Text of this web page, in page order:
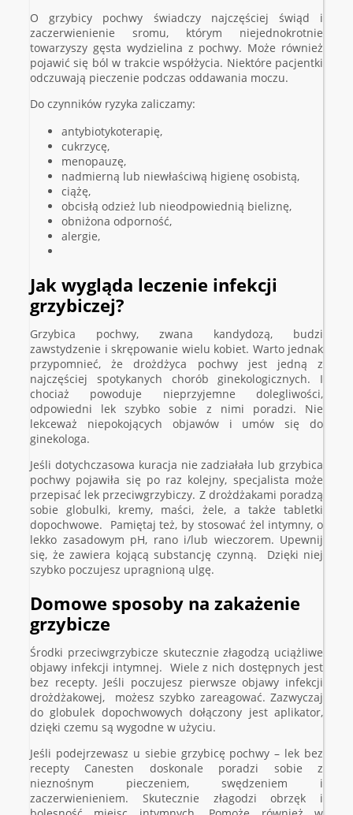
O grzybicy pochwy świadczy najczęściej świąd i
zaczerwienienie sromu, którym niejednokrotnie
towarzyszy gęsta wydzielina z pochwy. Może również
pojawić się ból w trakcie współżycia. Niektóre pacjentki
odczuwają pieczenie podczas oddawania moczu.
Do czynników ryzyka zaliczamy:
antybiotykoterapię,
cukrzycę,
menopauzę,
nadmierną lub niewłaściwą higienę osobistą,
ciążę,
obcisłą odzież lub nieodpowiednią bieliznę,
obniżona odporność,
alergie,
Jak wygląda leczenie infekcji
grzybiczej?
Grzybica pochwy, zwana kandydozą, budzi
zawstydzenie i skrępowanie wielu kobiet. Warto jednak
przypomnieć, że drożdżyca pochwy jest jedną z
najczęściej spotykanych chorób ginekologicznych. I
chociaż powoduje nieprzyjemne dolegliwości,
odpowiedni lek szybko sobie z nimi poradzi. Nie
lekceważ niepokojących objawów i umów się do
ginekologa.
Jeśli dotychczasowa kuracja nie zadziałała lub grzybica
pochwy pojawiła się po raz kolejny, specjalista może
przepisać lek przeciwgrzybiczy. Z drożdżakami poradzą
sobie globulki, kremy, maści, żele, a także tabletki
dopochwowe. Pamiętaj też, by stosować żel intymny, o
lekko zasadowym pH, rano i/lub wieczorem. Upewnij
się, że zawiera kojącą substancję czynną. Dzięki niej
szybko poczujesz upragnioną ulgę.
Domowe sposoby na zakażenie
grzybicze
Środki przeciwgrzybicze skutecznie złagodzą uciążliwe
objawy infekcji intymnej. Wiele z nich dostępnych jest
bez recepty. Jeśli poczujesz pierwsze objawy infekcji
drożdżakowej, możesz szybko zareagować. Zazwyczaj
do globulek dopochwowych dołączony jest aplikator,
dzięki czemu są wygodne w użyciu.
Jeśli podejrzewasz u siebie grzybicę pochwy – lek bez
recepty Canesten doskonale poradzi sobie z
nieznośnym pieczeniem, swędzeniem i
zaczerwienieniem. Skutecznie złagodzi obrzęk i